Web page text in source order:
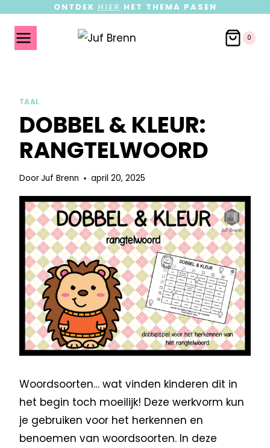
ONTDEK HIER HET THEMA PASEN
0
TAAL
DOBBEL & KLEUR:
RANGTELWOORD
DoorJuf Brenn april 20, 2025
Woordsoorten… wat vinden kinderen dit in
het begin toch moeilijk! Deze werkvorm kun
je gebruiken voor het herkennen en
benoemen van woordsoorten. In deze